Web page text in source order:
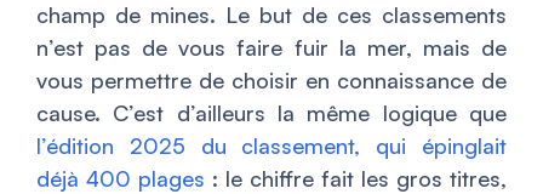
champ de mines. Le but de ces classements
n’est pas de vous faire fuir la mer, mais de
vous permettre de choisir en connaissance de
cause. C’est d’ailleurs la même logique que
l’édition 2025 du classement, qui épinglait
déjà 400 plages : le chiffre fait les gros titres,